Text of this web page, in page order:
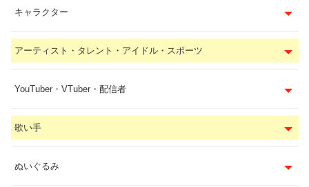
キャラクター
アーティスト・タレント・アイドル・スポーツ
YouTuber・VTuber・配信者
歌い手
ぬいぐるみ